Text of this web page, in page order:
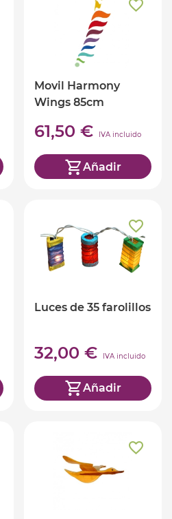
Movil Harmony
Wings 85cm
61,50 € IVA incluido
Añadir
Luces de 35 farolillos
32,00 € IVA incluido
Añadir